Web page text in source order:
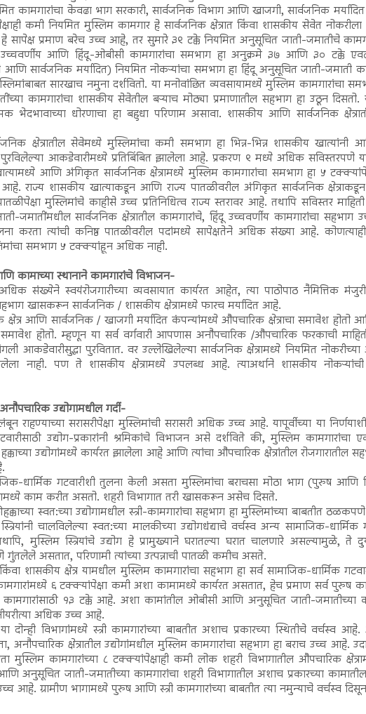
कामगारांचा केवढा भाग सरकारी, सार्वजनिक विभाग आणि खाजगी, सार्वजनिक
कमी नियमित मुस्लिम कामगार हे सार्वजनिक क्षेत्रात किंवा शासकीय सेवेत
हे सापेक्ष प्रमाण बरेच उच्च आहे, तर सुमारे ३९ टक्के नियमित अनुसूचित जाती-जमातीचे
आणि हिंदू-ओबीसी कामगारांचा समभाग हा अनुक्रमे ३७ आणि ३० टक्के
आणि सार्वजनिक मर्यादित) नियमित नोकऱ्यांचा समभाग हा हिंदू अनुसूचित जाती-जमाती
सारखाच नमुना दर्शवितो. या मनोवांछित व्यवसायामध्ये मुस्लिम कामगारांचा
कामगारांचा शासकीय सेवेतील बऱ्याच मोठ्या प्रमाणातील सहभाग हा उठून दिसतो.
भेदभावाच्या धोरणाचा हा बहुधा परिणाम असावा. शासकीय आणि सार्वजनिक
क्षेत्रातील सेवेमध्ये मुस्लिमांचा कमी समभाग हा भिन्न-भिन्न शासकीय खात्यांनी
पुरविलेल्या आकडेवारीमध्ये प्रतिबिंबित झालेला आहे. प्रकरण ९ मध्ये अधिक
आणि अंगिकृत सार्वजनिक क्षेत्रामध्ये मुस्लिम कामगारांचा समभाग हा ५
राज्य शासकीय खात्याकडून आणि राज्य पातळीवरील अंगिकृत सार्वजनिक
मुस्लिमांचे काहीसे उच्च प्रतिनिधित्व राज्य स्तरावर आहे. तथापि सविस्तर
जमातींमधील सार्वजनिक क्षेत्रातील कामगारांचे, हिंदू उच्चवर्णीय कामगारांचा
करता त्यांची कनिष्ठ पातळीवरील पदांमध्ये सापेक्षतेने अधिक संख्या आहे.
समभाग ५ टक्क्यांहून अधिक नाही.
कामाच्या स्थानाने कामगारांचे विभाजन-
संख्येने स्वयंरोजगारीच्या व्यवसायात कार्यरत आहेत, त्या पाठोपाठ नैमित्तिक
खासकरून सार्वजनिक / शासकीय क्षेत्रामध्ये फारच मर्यादित आहे.
आणि सार्वजनिक / खाजगी मर्यादित कंपन्यांमध्ये औपचारिक क्षेत्राचा समावेश होतो
समावेश होतो. म्हणून या सर्व वर्गवारी आपणास अनौपचारिक /औपचारिक फरकाची
आकडेवारीसुद्धा पुरवितात. वर उल्लेखिलेल्या सार्वजनिक क्षेत्रामध्ये नियमित
नाही. पण ते शासकीय क्षेत्रामध्ये उपलब्ध आहे. त्याअर्थाने शासकीय
उद्योगामधील गर्दी-
राहण्याच्या सरासरीपेक्षा मुस्लिमांची सरासरी अधिक उच्च आहे. यापूर्वीच्या या
उद्योग-प्रकारांनी श्रमिकांचे विभाजन असे दर्शविते की, मुस्लिम
उद्योगांमध्ये कार्यरत झालेला आहे आणि त्यांचा औपचारिक क्षेत्रांतील रोजगारातील
धार्मिक गटवारीशी तुलना केली असता मुस्लिमांचा बराचसा मोठा भाग (पुरुष आणि
काम करीत असतो. शहरी विभागात तरी खासकरून असेच दिसते.
स्वत:च्या उद्योगामधील स्त्री-कामगारांचा सहभाग हा मुस्लिमांच्या बाबतीत
चालविलेल्या स्वत:च्या मालकीच्या उद्योगधंद्याचे वर्चस्व अन्य सामाजिक-धार्मिक
मुस्लिम स्त्रियांचे उद्योग हे प्रामुख्याने घरातल्या घरात चालणारे असल्यामुळे, ते
असतात, परिणामी त्यांच्या उत्पन्नाची पातळी कमीच असते.
शासकीय क्षेत्र यामधील मुस्लिम कामगारांचा सहभाग हा सर्व सामाजिक-धार्मिक
६ टक्क्यांपेक्षा कमी अशा कामामध्ये कार्यरत असतात, हेच प्रमाण सर्व पुरुष
१३ टक्के आहे. अशा कामांतील ओबीसी आणि अनुसूचित जाती-जमातीच्या
अधिक उच्च आहे.
दोन्ही विभागांमध्ये स्त्री कामगारांच्या बाबतीत अशाच प्रकारच्या स्थितीचे वर्चस्व
अनौपचारिक क्षेत्रातील उद्योगांमधील मुस्लिम कामगारांचा सहभाग हा बराच उच्च आहे.
मुस्लिम कामगारांच्या ८ टक्क्यांपेक्षाही कमी लोक शहरी विभागातील औपचारिक
अनुसूचित जाती-जमातीच्या कामगारांचा शहरी विभागातील अशाच प्रकारच्या
आहे. ग्रामीण भागामध्ये पुरुष आणि स्त्री कामगारांच्या बाबतीत त्या नमुन्याचे वर्चस्व